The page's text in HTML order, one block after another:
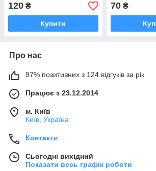
120 ₴
Купити
70₴
Про нас
97% позитивних з 124 відгуків за рік
Працює з 23.12.2014
м. Київ
Київ, Україна
Контакти
Сьогодні вихідний
Показати весь графік роботи